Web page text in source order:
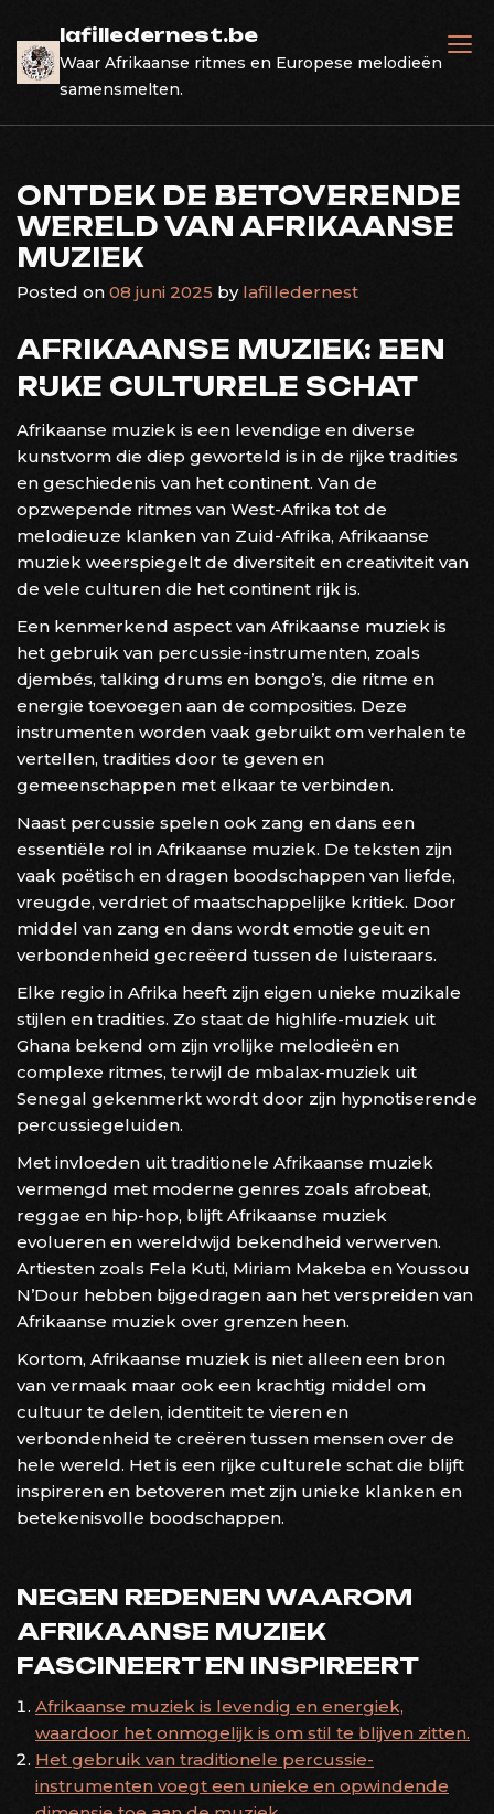
content
lafilledernest.be
Waar Afrikaanse ritmes en Europese melodieën
samensmelten.
ONTDEK DE BETOVERENDE
WERELD VAN AFRIKAANSE
MUZIEK
Posted on 08 juni 2025 by lafilledernest
AFRIKAANSE MUZIEK: EEN
RIJKE CULTURELE SCHAT
Afrikaanse muziek is een levendige en diverse
kunstvorm die diep geworteld is in de rijke tradities
en geschiedenis van het continent. Van de
opzwepende ritmes van West-Afrika tot de
melodieuze klanken van Zuid-Afrika, Afrikaanse
muziek weerspiegelt de diversiteit en creativiteit van
de vele culturen die het continent rijk is.
Een kenmerkend aspect van Afrikaanse muziek is
het gebruik van percussie-instrumenten, zoals
djembés, talking drums en bongo’s, die ritme en
energie toevoegen aan de composities. Deze
instrumenten worden vaak gebruikt om verhalen te
vertellen, tradities door te geven en
gemeenschappen met elkaar te verbinden.
Naast percussie spelen ook zang en dans een
essentiële rol in Afrikaanse muziek. De teksten zijn
vaak poëtisch en dragen boodschappen van liefde,
vreugde, verdriet of maatschappelijke kritiek. Door
middel van zang en dans wordt emotie geuit en
verbondenheid gecreëerd tussen de luisteraars.
Elke regio in Afrika heeft zijn eigen unieke muzikale
stijlen en tradities. Zo staat de highlife-muziek uit
Ghana bekend om zijn vrolijke melodieën en
complexe ritmes, terwijl de mbalax-muziek uit
Senegal gekenmerkt wordt door zijn hypnotiserende
percussiegeluiden.
Met invloeden uit traditionele Afrikaanse muziek
vermengd met moderne genres zoals afrobeat,
reggae en hip-hop, blijft Afrikaanse muziek
evolueren en wereldwijd bekendheid verwerven.
Artiesten zoals Fela Kuti, Miriam Makeba en Youssou
N’Dour hebben bijgedragen aan het verspreiden van
Afrikaanse muziek over grenzen heen.
Kortom, Afrikaanse muziek is niet alleen een bron
van vermaak maar ook een krachtig middel om
cultuur te delen, identiteit te vieren en
verbondenheid te creëren tussen mensen over de
hele wereld. Het is een rijke culturele schat die blijft
inspireren en betoveren met zijn unieke klanken en
betekenisvolle boodschappen.
NEGEN REDENEN WAAROM
AFRIKAANSE MUZIEK
FASCINEERT EN INSPIREERT
Afrikaanse muziek is levendig en energiek,
waardoor het onmogelijk is om stil te blijven zitten.
Het gebruik van traditionele percussie-
instrumenten voegt een unieke en opwindende